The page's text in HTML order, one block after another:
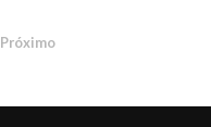
Próximo